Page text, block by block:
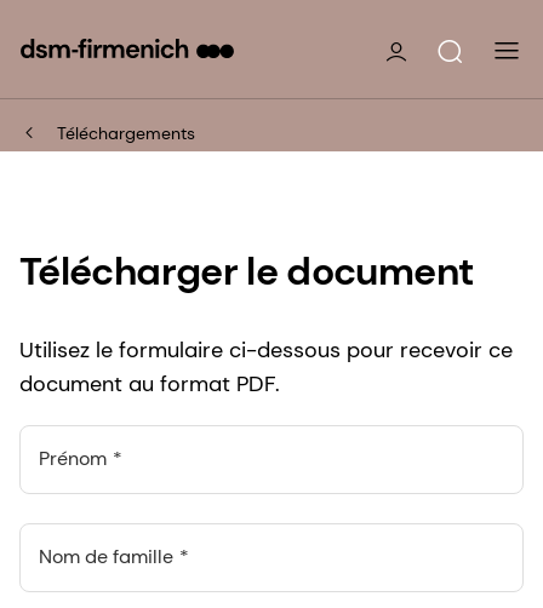
Téléchargements
Télécharger le document
Utilisez le formulaire ci-dessous pour recevoir ce
document au format PDF.
Prénom
Nom de famille